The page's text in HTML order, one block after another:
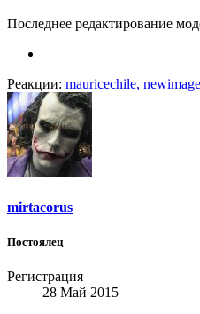
Последнее редактирование
Реакции: mauricechile, newimage
mirtacorus
Постоялец
Регистрация
28 Май 2015